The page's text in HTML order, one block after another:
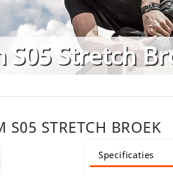
S05 Stretch
S05 STRETCH BROEK
Specificaties